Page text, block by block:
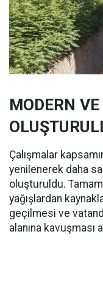
MODERN
Çalışmalar
yenilenerek daha
oluşturuldu.
yağışlardan
geçilmesi ve
alanına kavuşması